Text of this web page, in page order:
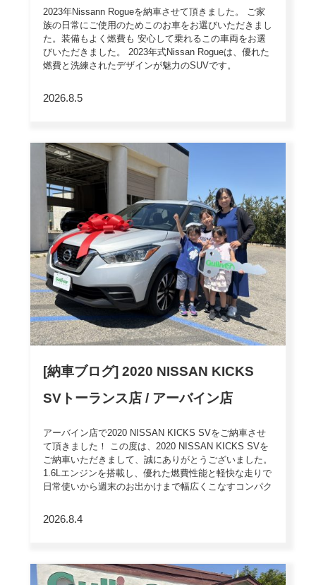
2023年Nissann Rogueを納車させて頂きました。 ご家
族の日常にご使用のためこのお車をお選びいただきまし
た。装備もよく燃費も 安心して乗れるこの車両をお選
びいただきました。 2023年式Nissan Rogueは、優れた
燃費と洗練されたデザインが魅力のSUVです。
感を提供。 デュアルゾーンオートエアコンや運転席パ
ワーシー […]
2026.8.5
[納車ブログ] 2020 NISSAN KICKS
SVトーランス店 / アーバイン店
アーバイン店で2020 NISSAN KICKS SVをご納車させ
て頂きました！ この度は、2020 NISSAN KICKS SVを
ご納車いただきまして、誠にありがとうございました。
1.6Lエンジンを搭載し、優れた燃費性能と軽快な走りで
日常使いから週末のお出かけまで幅広くこなすコンパク
Shield 360）も充実し […]
2026.8.4